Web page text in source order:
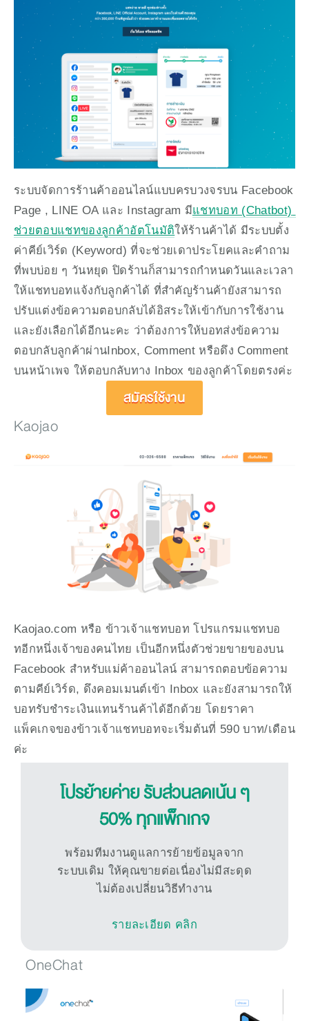
ระบบจัดการร้านค้าออนไลน์แบบครบวงจรบน Facebook
Page , LINE OA และ Instagram มีแชทบอท (Chatbot)
ช่วยตอบแชทของลูกค้าอัตโนมัติให้ร้านค้าได้ มีระบบตั้ง
ค่าคีย์เวิร์ด (Keyword) ที่จะช่วยเดาประโยคและคำถาม
ที่พบบ่อย ๆ วันหยุด ปิดร้านก็สามารถกำหนดวันและเวลา
ให้แชทบอทแจ้งกับลูกค้าได้ ที่สำคัญร้านค้ายังสามารถ
ปรับแต่งข้อความตอบกลับได้อิสระให้เข้ากับการใช้งาน
และยังเลือกได้อีกนะคะ ว่าต้องการให้บอทส่งข้อความ
ตอบกลับลูกค้าผ่านInbox, Comment หรือดึง Comment
บนหน้าเพจ ให้ตอบกลับทาง Inbox ของลูกค้าโดยตรงค่ะ
สมัครใช้งาน
Kaojao
Kaojao.com หรือ ข้าวเจ้าแชทบอท โปรแกรมแชทบอ
ทอีกหนึ่งเจ้าของคนไทย เป็นอีกหนึ่งตัวช่วยขายของบน
Facebook สำหรับแม่ค้าออนไลน์ สามารถตอบข้อความ
ตามคีย์เวิร์ด, ดึงคอมเมนต์เข้า Inbox และยังสามารถให้
บอทรับชำระเงินแทนร้านค้าได้อีกด้วย โดยราคา
แพ็คเกจของข้าวเจ้าแชทบอทจะเริ่มต้นที่ 590 บาท/เดือน
ค่ะ
โปรย้ายค่าย รับส่วนลดเน้น ๆ
50% ทุกแพ็กเกจ
พร้อมทีมงานดูแลการย้ายข้อมูลจาก
ระบบเดิม ให้คุณขายต่อเนื่องไม่มีสะดุด
ไม่ต้องเปลี่ยนวิธีทำงาน
รายละเอียด คลิก
OneChat